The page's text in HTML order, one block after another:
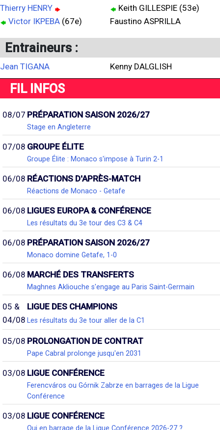
Thierry HENRY
Victor IKPEBA (67e)
Keith GILLESPIE (53e)
Faustino ASPRILLA
Entraineurs :
Jean TIGANA Kenny DALGLISH
FIL INFOS
08/07 PRÉPARATION SAISON 2026/27
Stage en Angleterre
07/08 GROUPE ÉLITE
Groupe Élite : Monaco s'impose à Turin 2-1
06/08 RÉACTIONS D'APRÈS-MATCH
Réactions de Monaco - Getafe
06/08 LIGUES EUROPA & CONFÉRENCE
Les résultats du 3e tour des C3 & C4
06/08 PRÉPARATION SAISON 2026/27
Monaco domine Getafe, 1-0
06/08 MARCHÉ DES TRANSFERTS
Maghnes Akliouche s'engage au Paris Saint-Germain
05 &
04/08
LIGUE DES CHAMPIONS
Les résultats du 3e tour aller de la C1
05/08 PROLONGATION DE CONTRAT
Pape Cabral prolonge jusqu'en 2031
03/08 LIGUE CONFÉRENCE
Ferencváros ou Górnik Zabrze en barrages de la Ligue
Conférence
03/08 LIGUE CONFÉRENCE
Qui en barrage de la Ligue Conférence 2026-27 ?